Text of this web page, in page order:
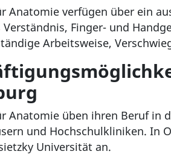
Anatomie verfügen über ein
Finger- und
Arbeitsweise,
Anatomie üben ihren Beruf in
und Hochschulkliniken. In
Universität an.